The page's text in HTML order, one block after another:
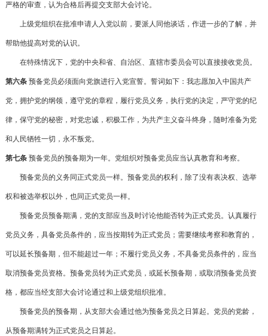
严格的审查，认为合格后再提交支部大会讨论。
上级党组织在批准申请人入党以前，要派人同他谈话，作进一步的了解，并
帮助他提高对党的认识。
在特殊情况下，党的中央和省、自治区、直辖市委员会可以直接接收党员。
第六条 预备党员必须面向党旗进行入党宣誓。誓词如下：我志愿加入中国共产
党，拥护党的纲领，遵守党的章程，履行党员义务，执行党的决定，严守党的纪
律，保守党的秘密，对党忠诚，积极工作，为共产主义奋斗终身，随时准备为党
和人民牺牲一切，永不叛党。
第七条 预备党员的预备期为一年。党组织对预备党员应当认真教育和考察。
预备党员的义务同正式党员一样。预备党员的权利，除了没有表决权、选举
权和被选举权以外，也同正式党员一样。
预备党员预备期满，党的支部应当及时讨论他能否转为正式党员。认真履行
党员义务，具备党员条件的，应当按期转为正式党员；需要继续考察和教育的，
可以延长预备期，但不能超过一年；不履行党员义务，不具备党员条件的，应当
取消预备党员资格。预备党员转为正式党员，或延长预备期，或取消预备党员资
格，都应当经支部大会讨论通过和上级党组织批准。
预备党员的预备期，从支部大会通过他为预备党员之日算起。党员的党龄，
从预备期满转为正式党员之日算起。